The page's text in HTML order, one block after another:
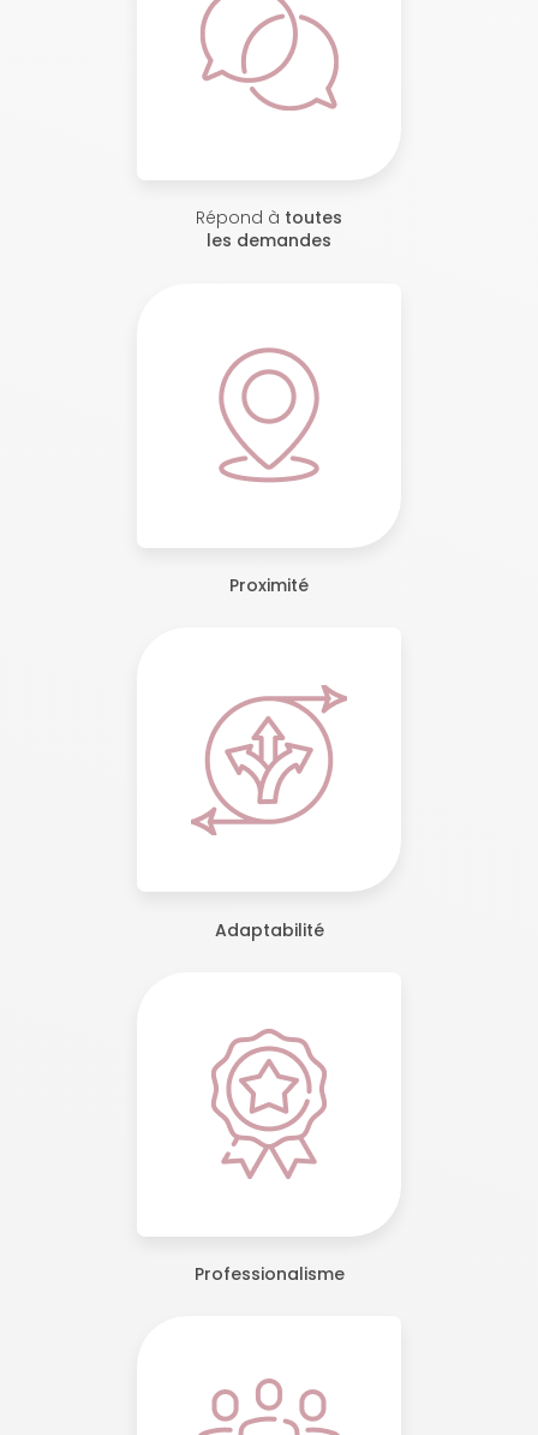
Répond à toutes
les demandes
Proximité
Adaptabilité
Professionalisme